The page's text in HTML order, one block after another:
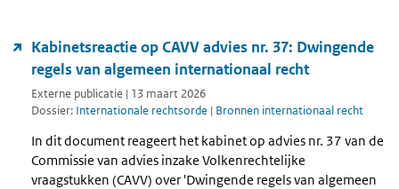
Kabinetsreactie op CAVV advies nr. 37: Dwingende
regels van algemeen internationaal recht
Externe publicatie | 13 maart 2026
Dossier: Internationale rechtsorde | Bronnen internationaal recht
In dit document reageert het kabinet op advies nr. 37 van de
Commissie van advies inzake Volkenrechtelijke
vraagstukken (CAVV) over 'Dwingende regels van algemeen